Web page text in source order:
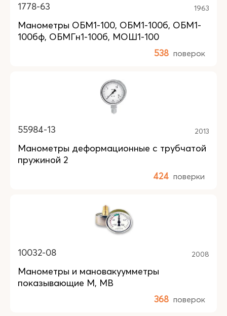
1778-63 1963
Манометры ОБМ1-100, ОБМ1-100б, ОБМ1-
100бф, ОБМГн1-100б, МОШ1-100
538 поверок
55984-13 2013
Манометры деформационные с трубчатой
пружиной 2
424 поверки
10032-08 2008
Манометры и мановакуумметры
показывающие М, МВ
368 поверок